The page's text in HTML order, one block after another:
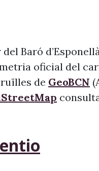
Baró
oficial del
de GeoBCN